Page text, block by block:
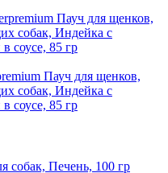
Пауч для щенков,
собак, Индейка с
соусе, 85 гр